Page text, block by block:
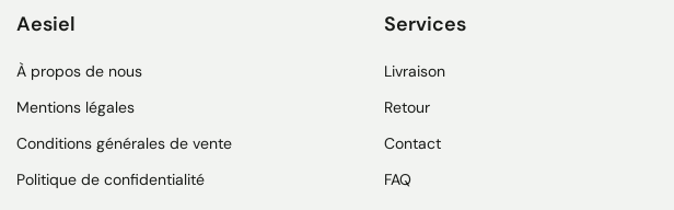
Aesiel
À propos de nous
Mentions légales
Conditions générales de vente
Politique de confidentialité
Services
Livraison
Retour
Contact
FAQ